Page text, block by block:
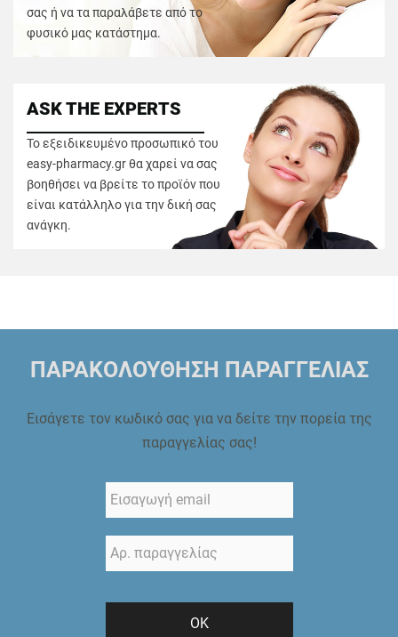
σας ή να τα παραλάβετε από το
φυσικό μας κατάστημα.
ASK THE EXPERTS
Το εξειδικευμένο προσωπικό του
easy-pharmacy.gr θα χαρεί να σας
βοηθήσει να βρείτε το προϊόν που
είναι κατάλληλο για την δική σας
ανάγκη.
ΠΑΡΑΚΟΛΟΥΘΗΣΗ ΠΑΡΑΓΓΕΛΙΑΣ
Εισάγετε τον κωδικό σας για να δείτε την πορεία της
παραγγελίας σας!
ΟΚ